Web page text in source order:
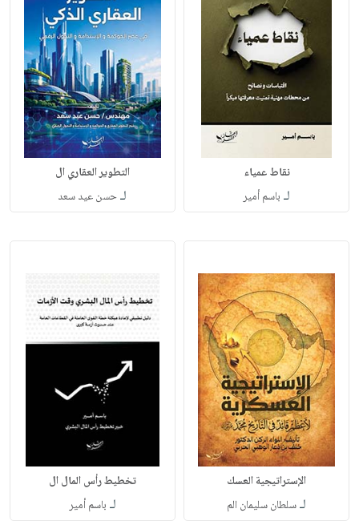
نقاط عمياء
لـ باسم أمير
التطوير العقاري ال
لـحسن عيد سعد
الإستراتيجية العسك
لـسلطان سليمان الم
تخطيط رأس المال ال
لـ باسم أمير